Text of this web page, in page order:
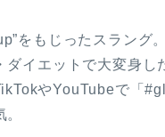
をもじったスラング
ダイエットで大変身し
やYouTubeで「